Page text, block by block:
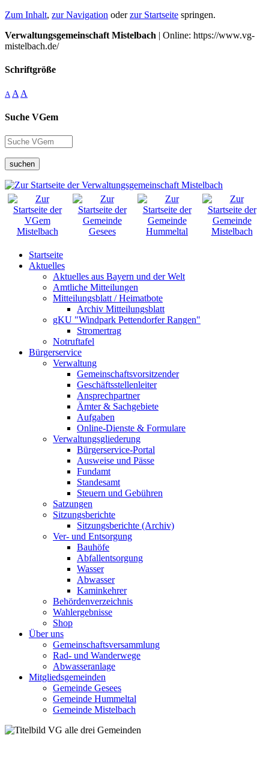
Zum Inhalt, zur Navigation oderzur Startseite springen.
Verwaltungsgemeinschaft Mistelbach | Online: https://www.vg-
mistelbach.de/
Schriftgröße
A A A
Suche VGem
suchen
Startseite
Aktuelles
Aktuelles aus Bayern und der Welt
Amtliche Mitteilungen
Mitteilungsblatt / Heimatbote
Archiv Mitteilungsblatt
gKU "Windpark Pettendorfer Rangen"
Stromertrag
Notruftafel
Bürgerservice
Verwaltung
Gemeinschaftsvorsitzender
Geschäftsstellenleiter
Ansprechpartner
Ämter & Sachgebiete
Aufgaben
Online-Dienste & Formulare
Verwaltungsgliederung
Bürgerservice-Portal
Ausweise und Pässe
Fundamt
Standesamt
Steuern und Gebühren
Satzungen
Sitzungsberichte
Sitzungsberichte (Archiv)
Ver- und Entsorgung
Bauhöfe
Abfallentsorgung
Wasser
Abwasser
Kaminkehrer
Behördenverzeichnis
Wahlergebnisse
Shop
Über uns
Gemeinschaftsversammlung
Rad- und Wanderwege
Abwasseranlage
Mitgliedsgemeinden
Gemeinde Gesees
Gemeinde Hummeltal
Gemeinde Mistelbach